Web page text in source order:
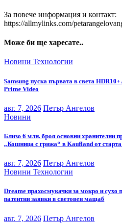
За повече информация и контакт:
https://allmylinks.com/
Може би ще харесате..
Новини Технологии
Samsung пуска първата в света
Prime Video
авг. 7, 2026 Петър Ангелов
Новини
Близо 6 млн. броя основни хранителни
„Кошница с грижа“ в Kaufland от
авг. 7, 2026 Петър Ангелов
Новини Технологии
Dreame прахосмукачки за мокро и сухо
патентни заявки в световен мащаб
авг. 7, 2026 Петър Ангелов